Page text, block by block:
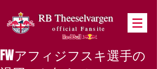
RB Theeselvargen
official Fansite
FWアフィジフスキ選手の